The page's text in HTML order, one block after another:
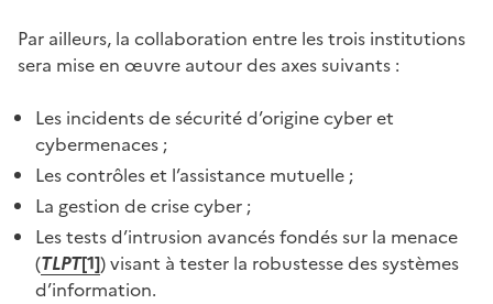
Par ailleurs, la collaboration entre les trois institutions
sera mise en œuvre autour des axes suivants :
Les incidents de sécurité d’origine cyber et
cybermenaces ;
Les contrôles et l’assistance mutuelle ;
La gestion de crise cyber ;
Les tests d’intrusion avancés fondés sur la menace
(TLPT[1]) visant à tester la robustesse des systèmes
d’information.